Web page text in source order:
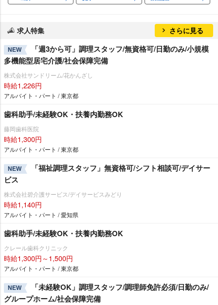
求人特集 さらに見る
NEW
「週3から可」調理スタッフ/無資格可/日勤のみ/小規模
多機能型居宅介護/社会保障完備
株式会社サンドリーム/花かんざし
時給1,226円
アルバイト・パート / 東京都
歯科助手/未経験OK・扶養内勤務OK
藤岡歯科医院
時給1,300円
アルバイト・パート / 東京都
NEW
「福祉調理スタッフ」無資格可/シフト相談可/デイサー
ビス
株式会社碧介護サービス/デイサービスみどり
時給1,140円
アルバイト・パート / 愛知県
歯科助手/未経験OK・扶養内勤務OK
クレール歯科クリニック
時給1,300円～1,500円
アルバイト・パート / 東京都
NEW
「未経験OK」調理スタッフ/調理師免許必須/日勤のみ/
グループホーム/社会保障完備